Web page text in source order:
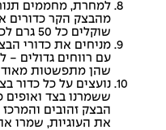
מהבצק הקר כדורים
שוקלים כל 50 גרם לכדור בצק).
מניחים את כדורי
עם רווחים גדולים -
שהן מתפשטות מאוד
נועצים על כל כדור
הבצק זהובים והמרכז
את העוגיות, שמרו